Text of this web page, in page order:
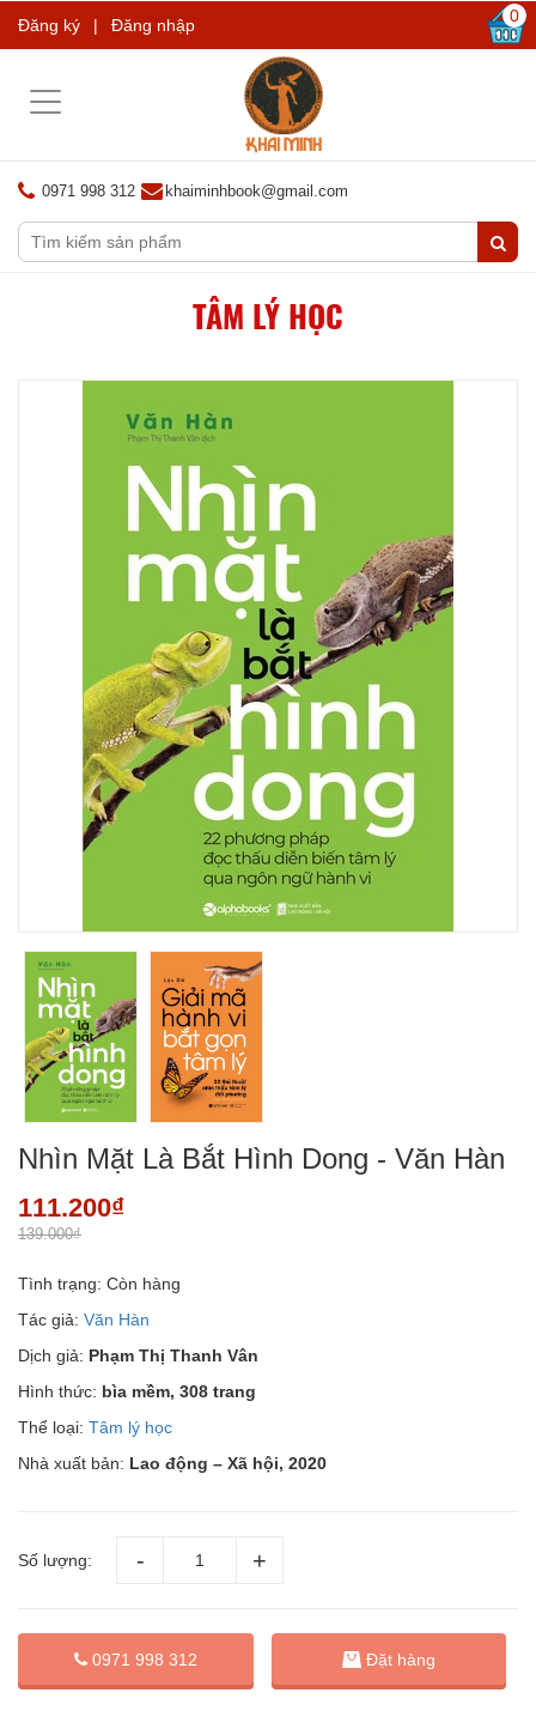
Đăng ký | Đăng nhập 0
Toggle
0971 998 312 khaiminhbook@gmail.com
TÂM LÝ HỌC
Nhìn Mặt Là Bắt Hình Dong - Văn Hàn
111.200₫
139.000₫
Tình trạng: Còn hàng
Tác giả: Văn Hàn
Dịch giả: Phạm Thị Thanh Vân
Hình thức: bìa mềm, 308 trang
Thể loại: Tâm lý học
Nhà xuất bản: Lao động – Xã hội, 2020
Số lượng:
0971 998 312 Đặt hàng